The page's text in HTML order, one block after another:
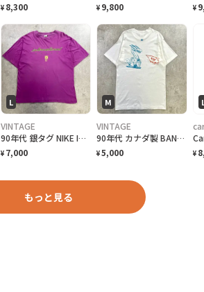
¥ 8,300 ¥ 9,800 ¥
L
VINTAGE
90年代 銀タグ NIKE INTERNATIONAL ユーロナイキ インターナショナル プリントTシャツ メンズ2XL相当 古着 90s ヴィンテージ VINTAGE 銀タグ 地球儀 バックプリント ビッグサイズ 大きいサイズ 紫色
¥ 7,000
M
VINTAGE
90年代 カナダ製 BAND NORWITCH ワンポイントロゴプリントTシャツ メンズM相当 古着 90s VINTAGE ヴィンテージ ドラゴン バックプリント シングルステッチ 白色
¥5,000 ¥
もっと見る